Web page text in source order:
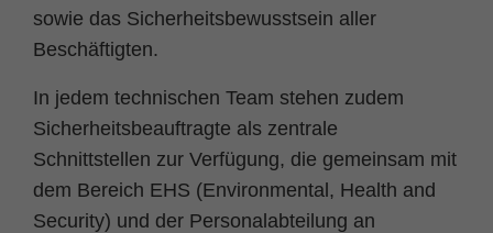
sowie das Sicherheitsbewusstsein aller
Beschäftigten.
In jedem technischen Team stehen zudem
Sicherheitsbeauftragte als zentrale
Schnittstellen zur Verfügung, die gemeinsam mit
dem Bereich EHS (Environmental, Health and
Security) und der Personalabteilung an